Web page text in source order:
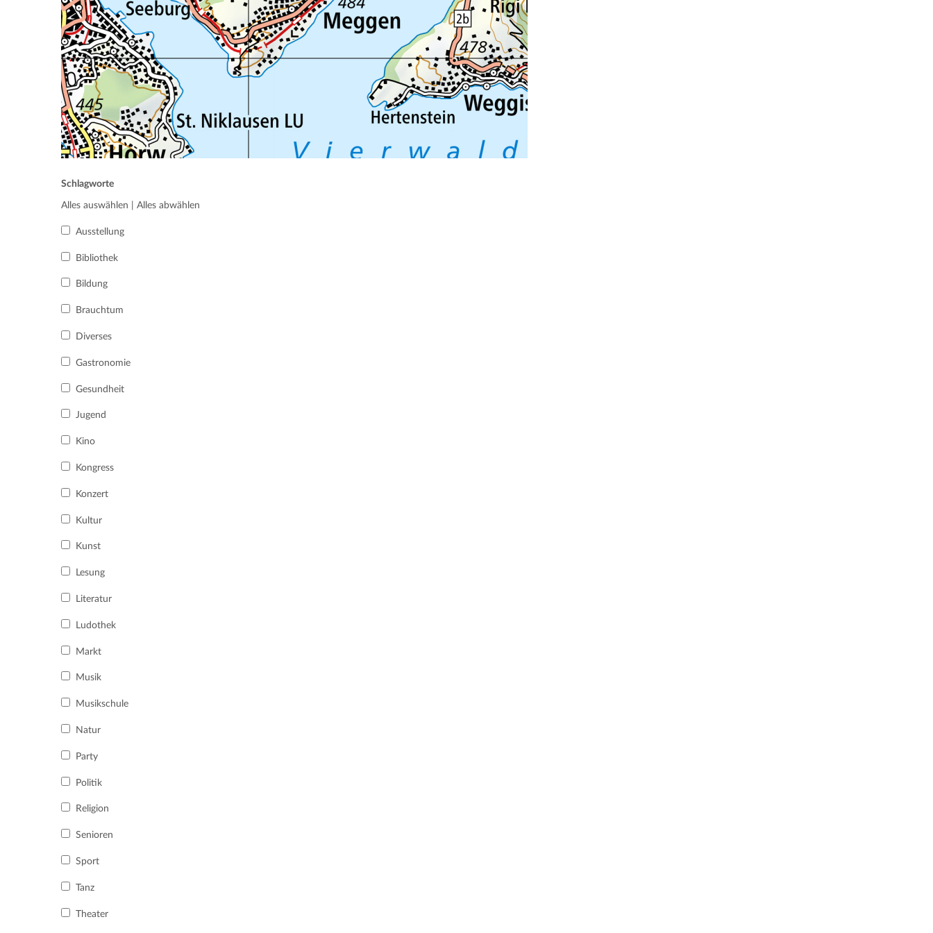
Schlagworte
Alles auswählen Alles abwählen
Ausstellung
Bibliothek
Bildung
Brauchtum
Diverses
Gastronomie
Gesundheit
Jugend
Kino
Kongress
Konzert
Kultur
Kunst
Lesung
Literatur
Ludothek
Markt
Musik
Musikschule
Natur
Party
Politik
Religion
Senioren
Sport
Tanz
Theater